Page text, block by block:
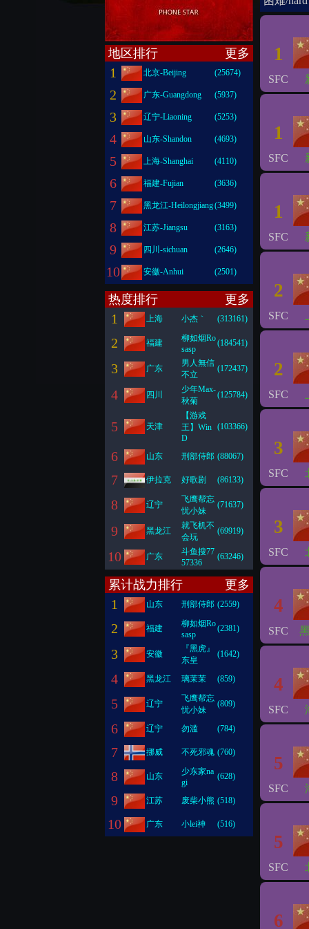
地区排行 更多
1 北京-Beijing (25674)
2 广东-Guangdong (5937)
3 辽宁-Liaoning (5253)
4 山东-Shandon (4693)
5 上海-Shanghai (4110)
6 福建-Fujian (3636)
7 黑龙江-Heilongjiang(3499)
8 江苏-Jiangsu (3163)
9 四川-sichuan (2646)
10 安徽-Anhui (2501)
热度排行 更多
1 上海 小杰｀ (313161)
2 福建
柳如烟Ro
sasp
(184541)
3 广东
男人無信
不立
(172437)
4 四川
少年Max-
秋菊
(125784)
5 天津
【游戏
王】Win
D
(103366)
6 山东 刑部侍郎 (88067)
7 伊拉克 好歌剧 (86133)
8 辽宁
飞鹰帮忘
忧小妹
(71637)
9 黑龙江
就飞机不
会玩
(69919)
10 广东
斗鱼搜77
57336
(63246)
累计战力排行 更多
1 山东 刑部侍郎 (2559)
2 福建
柳如烟Ro
sasp
(2381)
3 安徽
『黑虎』
东皇
(1642)
4 黑龙江 璃茉茉 (859)
5 辽宁
飞鹰帮忘
忧小妹
(809)
6 辽宁 勿滥 (784)
7 挪威 不死邪魂 (760)
8 山东
少东家na
gi
(628)
9 江苏 废柴小熊 (518)
10 广东 小lei神 (516)
1
SFC
1
SFC
1
SFC
2
SFC
2
SFC
3
SFC
3
SFC
4
SFC
4
SFC
5
SFC
5
SFC
6